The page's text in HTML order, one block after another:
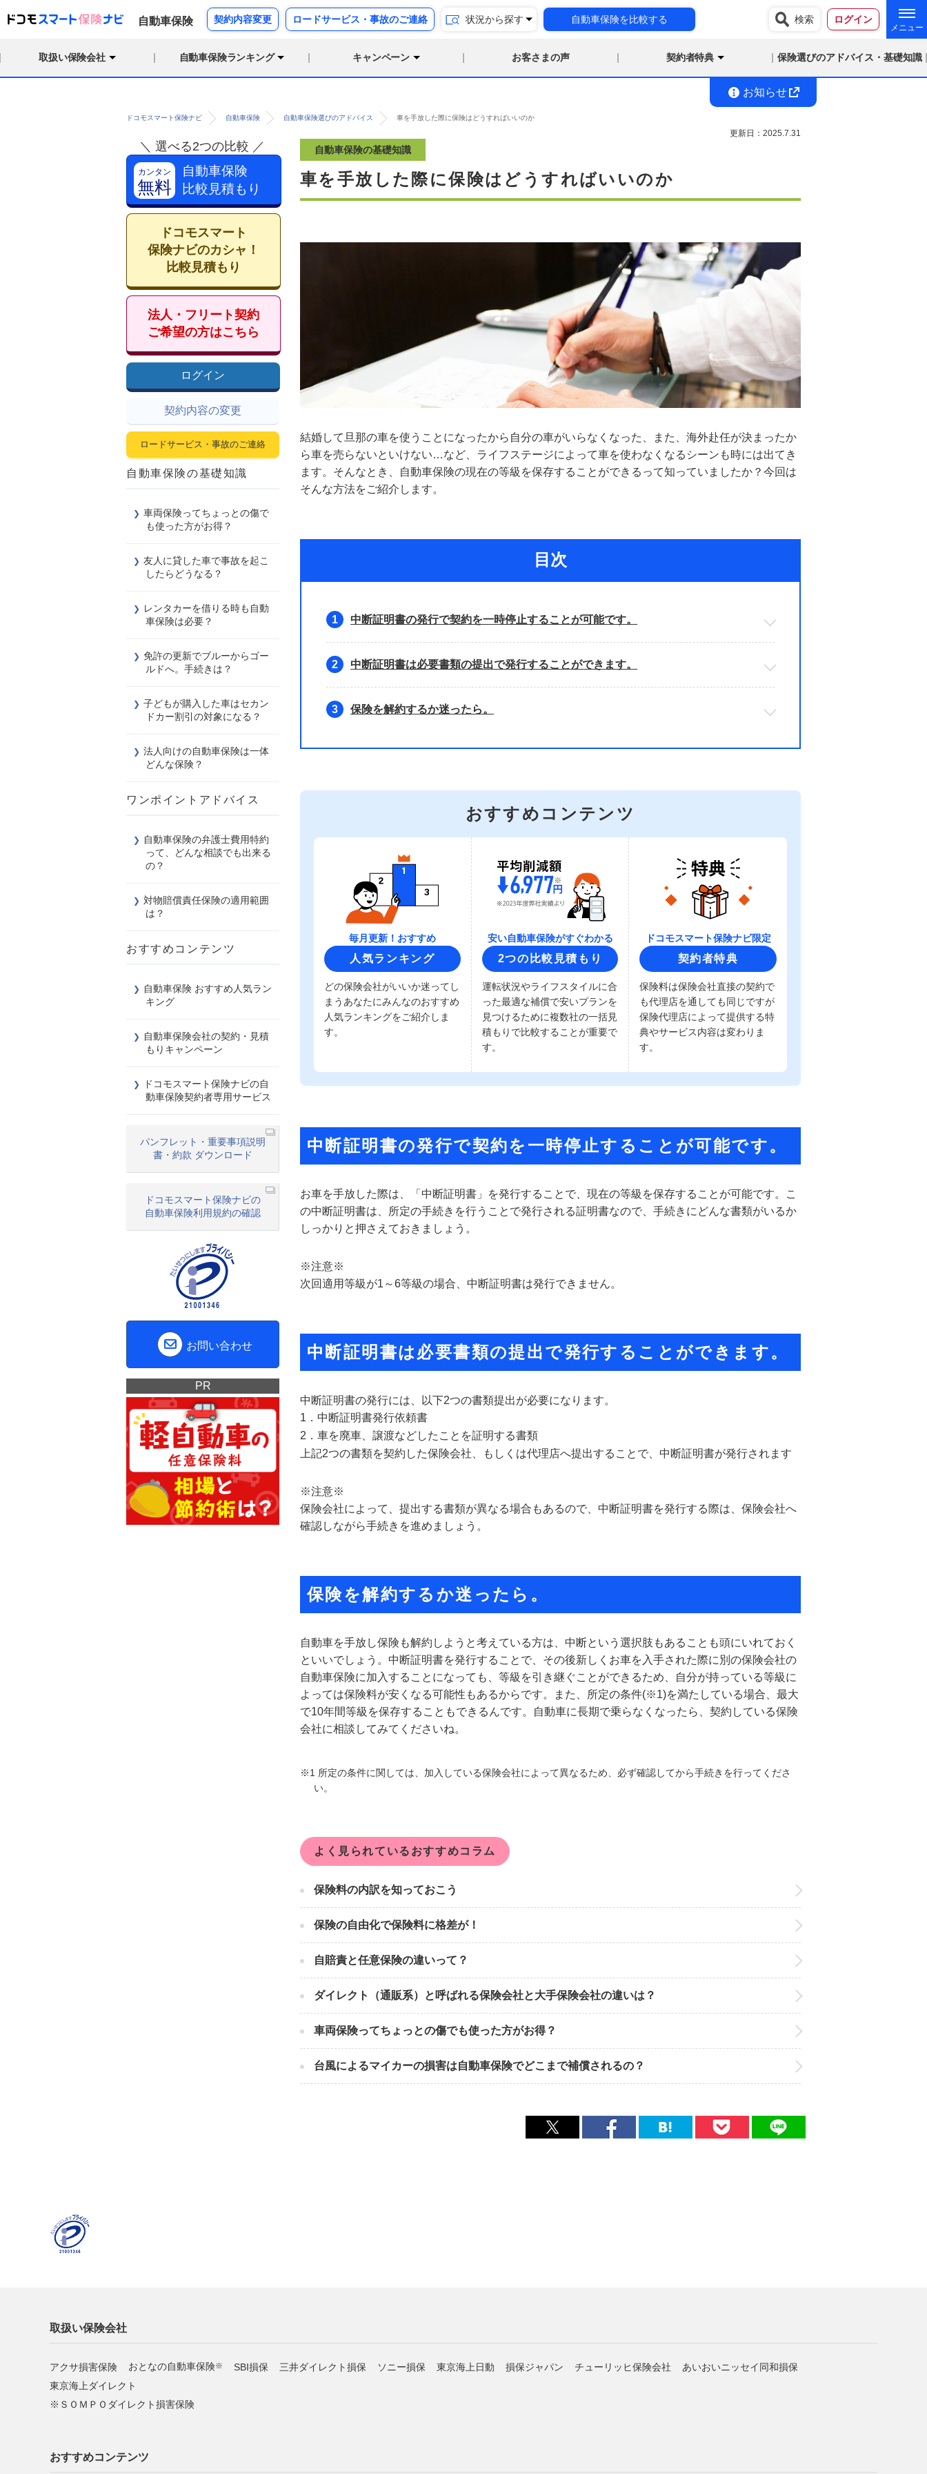
自動車保険 契約内容変更 ロードサービス・事故のご連絡 状況から探す 自動車保険を比較する 検索 ログイン
取扱い保険会社 自動車保険ランキング キャンペーン お客さまの声 契約者特典 保険選びのアドバイス・基礎知識
お知らせ
ドコモスマート保険ナビ 自動車保険 自動車保険選びのアドバイス 車を手放した際に保険はどうすればいいのか
＼ 選べる2つの比較 ／
カンタン
無料
自動車保険
比較見積もり
ドコモスマート
保険ナビのカシャ！
比較見積もり
法人・フリート契約
ご希望の方はこちら
ログイン
契約内容の変更
ロードサービス・事故のご連絡
自動車保険の基礎知識
車両保険ってちょっとの傷で
も使った方がお得？
友人に貸した車で事故を起こ
したらどうなる？
レンタカーを借りる時も自動
車保険は必要？
免許の更新でブルーからゴー
ルドへ。手続きは？
子どもが購入した車はセカン
ドカー割引の対象になる？
法人向けの自動車保険は一体
どんな保険？
ワンポイントアドバイス
自動車保険の弁護士費用特約
って、どんな相談でも出来る
の？
対物賠償責任保険の適用範囲
は？
おすすめコンテンツ
自動車保険 おすすめ人気ラン
キング
自動車保険会社の契約・見積
もりキャンペーン
ドコモスマート保険ナビの自
動車保険契約者専用サービス
パンフレット・重要事項説明
書・約款 ダウンロード
ドコモスマート保険ナビの
自動車保険利用規約の確認
お問い合わせ
PR
更新日： 2025.7.31
自動車保険の基礎知識
車を手放した際に保険はどうすればいいのか
結婚して旦那の車を使うことになったから自分の車がいらなくなった、また、海外赴任が決まったか
ら車を売らないといけない…など、ライフステージによって車を使わなくなるシーンも時には出てき
ます。そんなとき、自動車保険の現在の等級を保存することができるって知っていましたか？今回は
そんな方法をご紹介します。
目次
1 中断証明書の発行で契約を一時停止することが可能です。
2 中断証明書は必要書類の提出で発行することができます。
3 保険を解約するか迷ったら。
おすすめコンテンツ
毎月更新！おすすめ
人気ランキング
どの保険会社がいいか迷ってし
まうあなたにみんなのおすすめ
人気ランキングをご紹介しま
す。
安い自動車保険がすぐわかる
2つの比較見積もり
運転状況やライフスタイルに合
った最適な補償で安いプランを
見つけるために複数社の一括見
積もりで比較することが重要で
す。
ドコモスマート保険ナビ限定
契約者特典
保険料は保険会社直接の契約で
も代理店を通しても同じですが
保険代理店によって提供する特
典やサービス内容は変わりま
す。
中断証明書の発行で契約を一時停止することが可能です。
お車を手放した際は、「中断証明書」を発行することで、現在の等級を保存することが可能です。こ
の中断証明書は、所定の手続きを行うことで発行される証明書なので、手続きにどんな書類がいるか
しっかりと押さえておきましょう。
※注意※
次回適用等級が1～6等級の場合、中断証明書は発行できません。
中断証明書は必要書類の提出で発行することができます。
中断証明書の発行には、以下2つの書類提出が必要になります。
1．中断証明書発行依頼書
2．車を廃車、譲渡などしたことを証明する書類
上記2つの書類を契約した保険会社、もしくは代理店へ提出することで、中断証明書が発行されます
※注意※
保険会社によって、提出する書類が異なる場合もあるので、中断証明書を発行する際は、保険会社へ
確認しながら手続きを進めましょう。
保険を解約するか迷ったら。
自動車を手放し保険も解約しようと考えている方は、中断という選択肢もあることも頭にいれておく
といいでしょう。中断証明書を発行することで、その後新しくお車を入手された際に別の保険会社の
自動車保険に加入することになっても、等級を引き継ぐことができるため、自分が持っている等級に
よっては保険料が安くなる可能性もあるからです。また、所定の条件(※1)を満たしている場合、最大
で10年間等級を保存することもできるんです。自動車に長期で乗らなくなったら、契約している保険
会社に相談してみてくださいね。
※1 所定の条件に関しては、加入している保険会社によって異なるため、必ず確認してから手続きを行ってくださ
い。
よく見られているおすすめコラム
保険料の内訳を知っておこう
保険の自由化で保険料に格差が！
自賠責と任意保険の違いって？
ダイレクト（通販系）と呼ばれる保険会社と大手保険会社の違いは？
車両保険ってちょっとの傷でも使った方がお得？
台風によるマイカーの損害は自動車保険でどこまで補償されるの？
取扱い保険会社
アクサ損害保険 おとなの自動車保険※ SBI損保 三井ダイレクト損保 ソニー損保 東京海上日動 損保ジャパン チューリッヒ保険会社
あいおいニッセイ同和損保
東京海上ダイレクト
ＳＯＭＰＯダイレクト損害保険
おすすめコンテンツ